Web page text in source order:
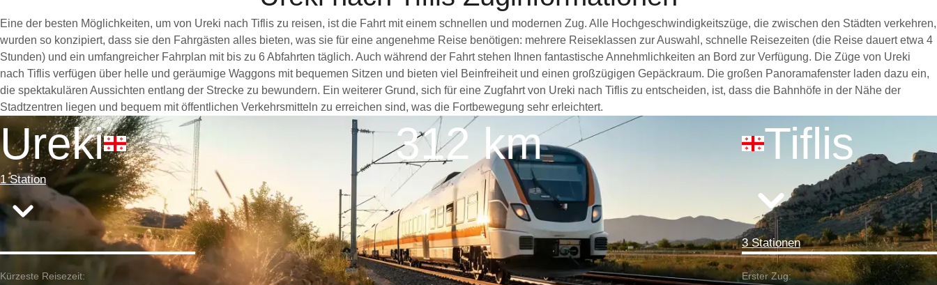
Eine der besten Möglichkeiten, um von Ureki nach Tiflis zu reisen, ist die Fahrt mit einem schnellen und modernen Zug. Alle Hochgeschwindigkeitszüge, die zwischen den Städten verkehren,
wurden so konzipiert, dass sie den Fahrgästen alles bieten, was sie für eine angenehme Reise benötigen: mehrere Reiseklassen zur Auswahl, schnelle Reisezeiten (die Reise dauert etwa 4
Stunden) und ein umfangreicher Fahrplan mit bis zu 6 Abfahrten täglich. Auch während der Fahrt stehen Ihnen fantastische Annehmlichkeiten an Bord zur Verfügung. Die Züge von Ureki
nach Tiflis verfügen über helle und geräumige Waggons mit bequemen Sitzen und bieten viel Beinfreiheit und einen großzügigen Gepäckraum. Die großen Panoramafenster laden dazu ein,
die spektakulären Aussichten entlang der Strecke zu bewundern. Ein weiterer Grund, sich für eine Zugfahrt von Ureki nach Tiflis zu entscheiden, ist, dass die Bahnhöfe in der Nähe der
Stadtzentren liegen und bequem mit öffentlichen Verkehrsmitteln zu erreichen sind, was die Fortbewegung sehr erleichtert.
Ureki
1 Station
312 km Tiflis
3 Stationen
Kürzeste Reisezeit: Erster Zug: